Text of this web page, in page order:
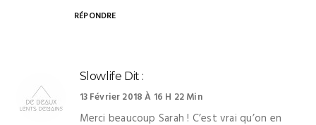
RÉPONDRE
Slowlife Dit :
13 Février 2018 À 16 H 22 Min
Merci beaucoup Sarah ! C’est vrai qu’on en